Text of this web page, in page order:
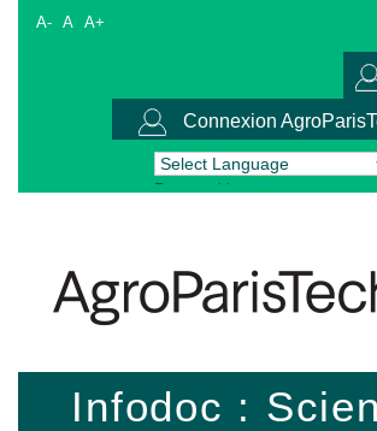
A- A A+
Connexion
Powered by
Infodoc :